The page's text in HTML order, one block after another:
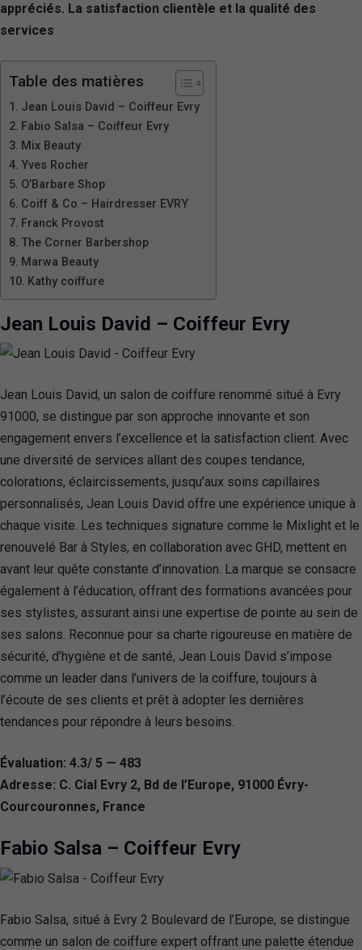
appréciés. La satisfaction clientèle et la qualité des
services
Table des matières
Jean Louis David – Coiffeur Evry
Fabio Salsa – Coiffeur Evry
Mix Beauty
Yves Rocher
O’Barbare Shop
Coiff & Co – Hairdresser EVRY
Franck Provost
The Corner Barbershop
Marwa Beauty
Kathy coiffure
Jean Louis David – Coiffeur Evry
Jean Louis David, un salon de coiffure renommé situé à Evry
91000, se distingue par son approche innovante et son
engagement envers l’excellence et la satisfaction client. Avec
une diversité de services allant des coupes tendance,
colorations, éclaircissements, jusqu’aux soins capillaires
personnalisés, Jean Louis David offre une expérience unique à
chaque visite. Les techniques signature comme le Mixlight et le
renouvelé Bar à Styles, en collaboration avec GHD, mettent en
avant leur quête constante d’innovation. La marque se consacre
également à l’éducation, offrant des formations avancées pour
ses stylistes, assurant ainsi une expertise de pointe au sein de
ses salons. Reconnue pour sa charte rigoureuse en matière de
sécurité, d’hygiène et de santé, Jean Louis David s’impose
comme un leader dans l’univers de la coiffure, toujours à
l’écoute de ses clients et prêt à adopter les dernières
tendances pour répondre à leurs besoins.
Évaluation: 4.3/ 5 — 483
Adresse: C. Cial Evry 2, Bd de l’Europe, 91000 Évry-
Courcouronnes, France
Fabio Salsa – Coiffeur Evry
Fabio Salsa, situé à Evry 2 Boulevard de l’Europe, se distingue
comme un salon de coiffure expert offrant une palette étendue